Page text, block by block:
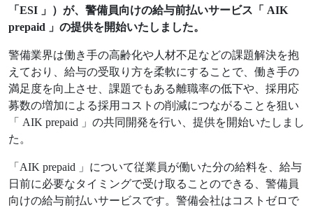
「ESI 」）が、警備員向けの給与前払いサービス「 AIK
prepaid 」の提供を開始いたしました。
警備業界は働き手の高齢化や人材不足などの課題解決を抱
えており、給与の受取り方を柔軟にすることで、働き手の
満足度を向上させ、課題でもある離職率の低下や、採用応
募数の増加による採用コストの削減につながることを狙い
「 AIK prepaid 」の共同開発を行い、提供を開始いたしまし
た。
「AIK prepaid 」について従業員が働いた分の給料を、給与
日前に必要なタイミングで受け取ることのできる、警備員
向けの給与前払いサービスです。警備会社はコストゼロで